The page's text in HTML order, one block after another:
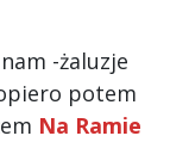
-żaluzje
potem
Na Ramie